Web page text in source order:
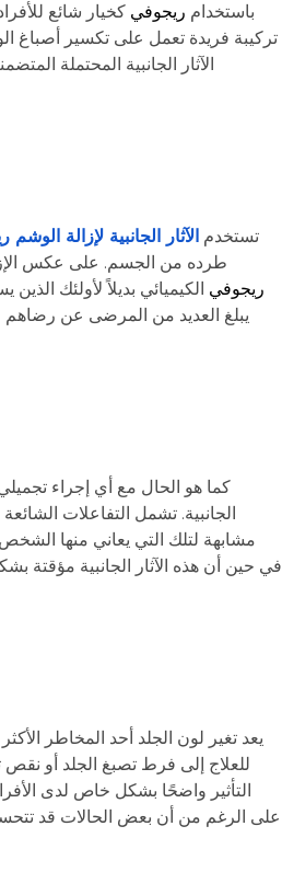
باستخدام ريجوفي كخيار شائع
تركيبة فريدة تعمل على تكسير أصباغ
الآثار الجانبية المحتملة
تستخدم الآثار الجانبية لإزالة
طرده من الجسم. على عكس
ريجوفي الكيميائي بديلاً لأولئك
يبلغ العديد من المرضى عن رضاهم عن
كما هو الحال مع أي إجراء
الجانبية. تشمل التفاعلات
مشابهة لتلك التي يعاني منها
في حين أن هذه الآثار الجانبية مؤقتة
يعد تغير لون الجلد أحد المخاطر
للعلاج إلى فرط تصبغ الجلد أو نقص
التأثير واضحًا بشكل خاص لدى
على الرغم من أن بعض الحالات قد